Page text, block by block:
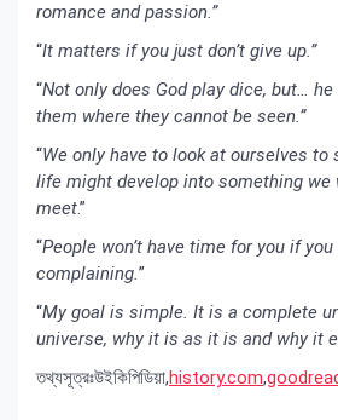
romance and passion.”
“It matters if you just don’t give up.”
“Not only does God play dice, but…
them where they cannot be seen.”
“We only have to look at ourselves
life might develop into something we
meet.”
“People won’t have time for you if
complaining.”
“My goal is simple. It is a complete
universe, why it is as it is and why it
তথ্যসূত্রঃউইকিপিডিয়া,history.com,